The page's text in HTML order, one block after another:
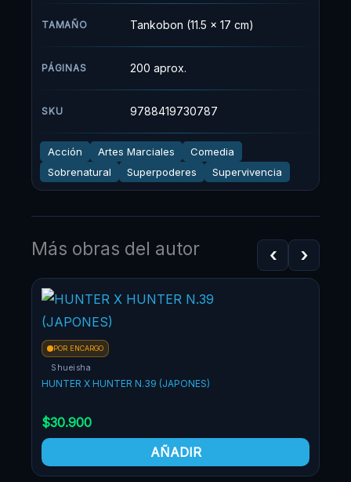
TAMAÑO Tankobon (11.5 x 17 cm)
PÁGINAS 200 aprox.
SKU 9788419730787
Acción Artes Marciales
Comedia
Sobrenatural
Superpoderes Supervivencia
Más obras del autor ‹ ›
POR ENCARGO
Shueisha
HUNTER X HUNTER N.39 (JAPONES)
$30.900
AÑADIR